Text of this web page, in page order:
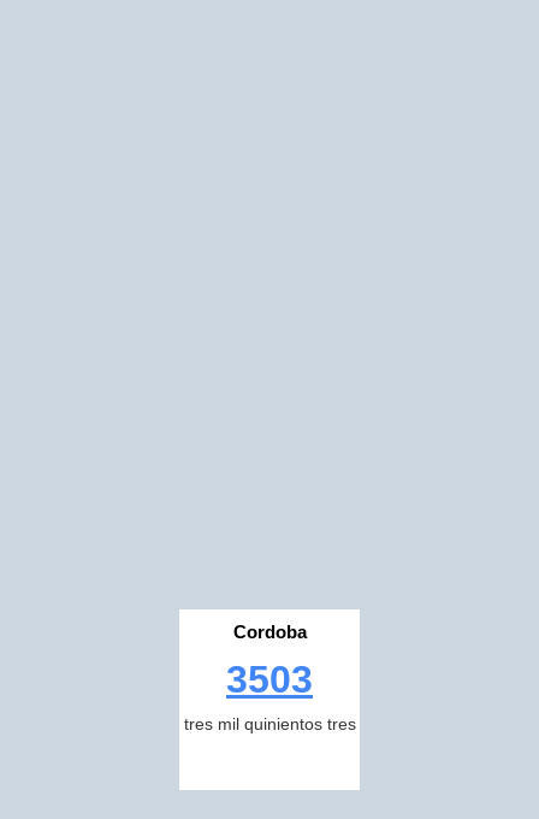
Cordoba
3503
tres mil quinientos tres